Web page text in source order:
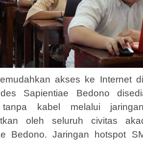
akses ke Internet
Sapientiae Bedono
tanpa kabel melalui
oleh seluruh civitas
Bedono. Jaringan hotspot